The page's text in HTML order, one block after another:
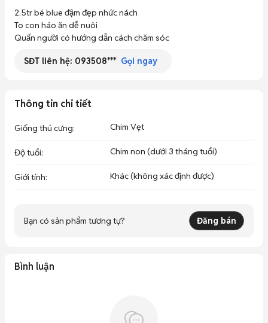
2.5tr bé blue đậm đẹp nhức nách
To con háo ăn dễ nuôi
Quấn người có hướng dẫn cách chăm sóc
SĐT liên hệ: 093508*** Gọi ngay
Thông tin chi tiết
Giống thú cưng: Chim Vẹt
Độ tuổi: Chim non (dưới 3 tháng tuổi)
Giới tính: Khác (không xác định được)
Bạn có sản phẩm tương tự? Đăng bán
Bình luận